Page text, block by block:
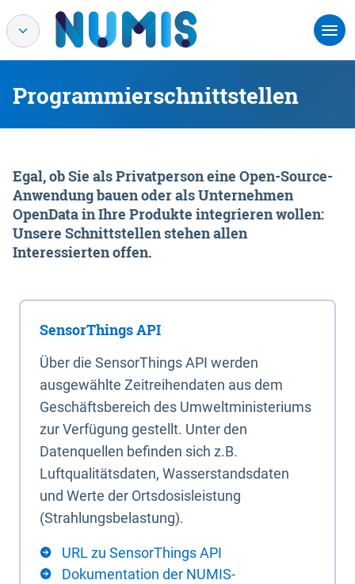
Programmierschnittstellen
Egal, ob Sie als Privatperson eine Open-Source-
Anwendung bauen oder als Unternehmen
OpenData in Ihre Produkte integrieren wollen:
Unsere Schnittstellen stehen allen
Interessierten offen.
SensorThings API
Über die SensorThings API werden
ausgewählte Zeitreihendaten aus dem
Geschäftsbereich des Umweltministeriums
zur Verfügung gestellt. Unter den
Datenquellen befinden sich z.B.
Luftqualitätsdaten, Wasserstandsdaten
und Werte der Ortsdosisleistung
(Strahlungsbelastung).
URL zu SensorThings API
Dokumentation der NUMIS-